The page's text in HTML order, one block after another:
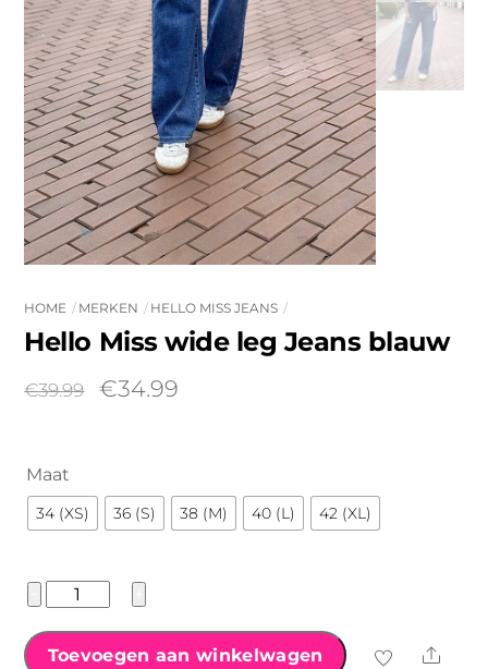
HOME MERKEN HELLO MISS JEANS
Hello Miss wide leg Jeans blauw
€39.99
Oorspronkelijke
€34.99Huidige
Maat
34 (XS) 36 (S) 38 (M) 40 (L) 42 (XL)
Hello
wide
Toevoegen aan winkelwagen Share